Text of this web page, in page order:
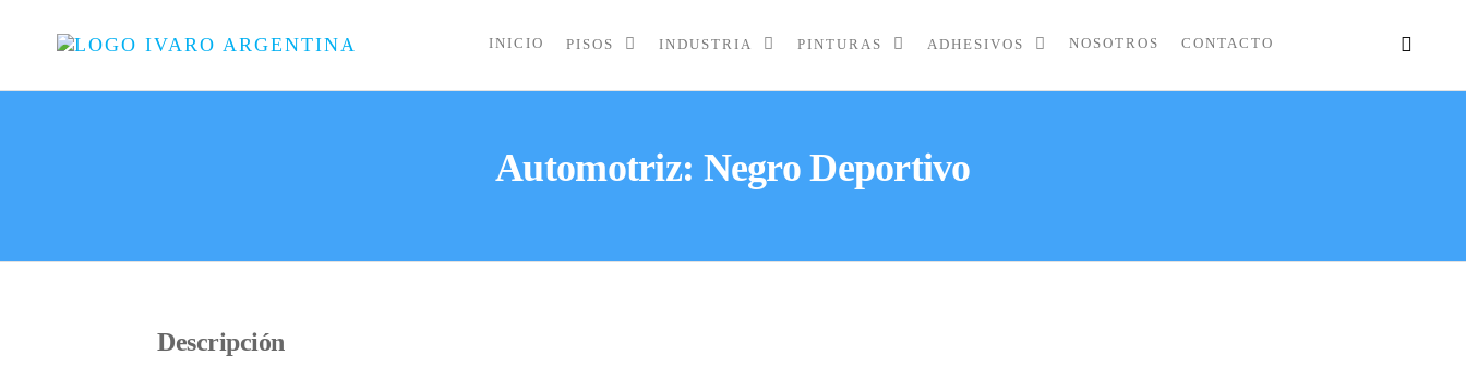
ARGENTINA
INICIO PISOS INDUSTRIA PINTURAS ADHESIVOS NOSOTROS CONTACTO
Automotriz: Negro Deportivo
Descripción